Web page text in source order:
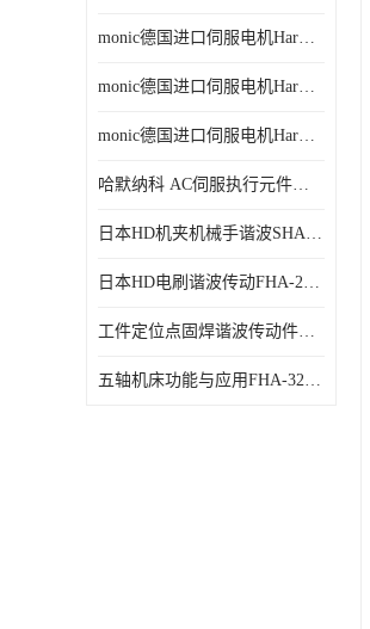
monic德国进口伺服电机Har中国总代理代理
monic德国进口伺服电机Har中国总代理公司
monic德国进口伺服电机Har中国总代理供应
哈默纳科 AC伺服执行元件扁平型SHA系列
日本HD机夹机械手谐波SHA32A120CG-B12B
日本HD电刷谐波传动FHA-25C-50-E250-C
工件定位点固焊谐波传动件哈默纳科CSF-45-100-2UH
五轴机床功能与应用FHA-32C-50-US250